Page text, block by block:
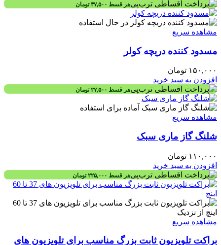
هر قسط ۳۷,۵۰۰ تومان
مشاهده سریع
مسدود کننده دریچه کولر
۱۵۰,۰۰۰ تومان
افزودن به سبد خرید
هر قسط ۲۷,۵۰۰ تومان
مشاهده سریع
شلنگ گاز ماری سبک
۱۱۰,۰۰۰ تومان
افزودن به سبد خرید
هر قسط ۲۲۵,۰۰۰ تومان
مشاهده سریع
براکت تلویزیون ثابت بزرگ مناسب برای تلویزیون های